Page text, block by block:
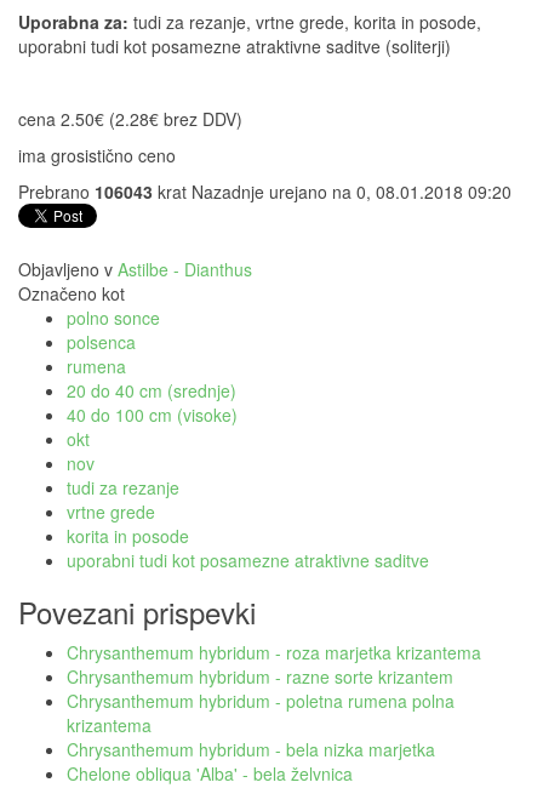
Uporabna za: tudi za rezanje, vrtne grede, korita in posode,
uporabni tudi kot posamezne atraktivne saditve (soliterji)
cena 2.50€ (2.28€ brez DDV)
ima grosistično ceno
Prebrano 106043 krat Nazadnje urejano na 0, 08.01.2018 09:20
Objavljeno v Astilbe - Dianthus
Označeno kot
polno sonce
polsenca
rumena
20 do 40 cm (srednje)
40 do 100 cm (visoke)
okt
nov
tudi za rezanje
vrtne grede
korita in posode
uporabni tudi kot posamezne atraktivne saditve
Povezani prispevki
Chrysanthemum hybridum - roza marjetka krizantema
Chrysanthemum hybridum - razne sorte krizantem
Chrysanthemum hybridum - poletna rumena polna
krizantema
Chrysanthemum hybridum - bela nizka marjetka
Chelone obliqua 'Alba' - bela želvnica